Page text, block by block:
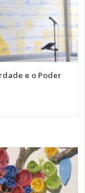
e o Poder